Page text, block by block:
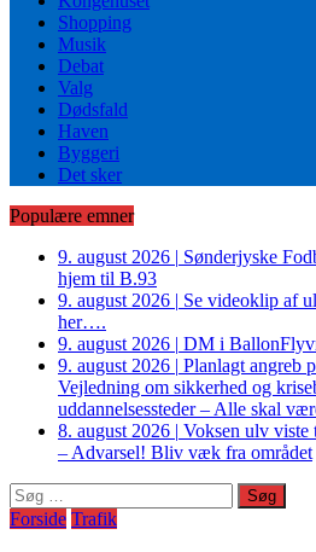
Shopping
Musik
Debat
Valg
Dødsfald
Haven
Byggeri
Det sker
Populære emner
9. august 2026 | Sønderjyske
hjem til B.93
9. august 2026 | Se videoklip af
her….
9. august 2026 | DM i
9. august 2026 | Planlagt angreb
Vejledning om sikkerhed og
uddannelsessteder – Alle skal
8. august 2026 | Voksen ulv
– Advarsel! Bliv væk fra området
Søg
efter:
Forside Trafik